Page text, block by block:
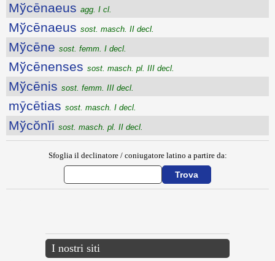
Mўcēnaeus agg. I cl.
Mўcēnaeus sost. masch. II decl.
Mўcēne sost. femm. I decl.
Mўcēnenses sost. masch. pl. III decl.
Mўcēnis sost. femm. III decl.
mȳcētias sost. masch. I decl.
Mўcŏnĭi sost. masch. pl. II decl.
Sfoglia il declinatore / coniugatore latino a partire da:
I nostri siti